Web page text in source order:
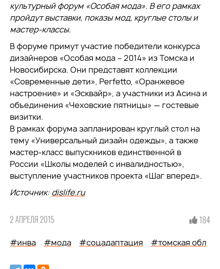
культурный форум «Особая мода». В его рамках
пройдут выставки, показы мод, круглые столы и
мастер-классы.
В форуме примут участие победители конкурса
дизайнеров «Особая мода – 2014» из Томска и
Новосибирска. Они представят коллекции
«Современные дети», Perfetto, «Оранжевое
настроение» и «Эсквайр», а участники из Асина и
объединения «Чеховские пятницы» — гостевые
визитки.
В рамках форума запланирован круглый стол на
тему «Универсальный дизайн одежды», а также
мастер-класс выпускников единственной в
России «Школы моделей с инвалидностью»,
выступление участников проекта «Шаг вперед».
Источник: dislife.ru
2 АПРЕЛЯ 2015 184
#инва #мода #соцадаптация #томская обл